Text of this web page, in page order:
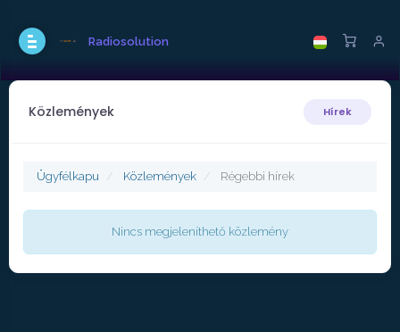
Radiosolution
Közlemények Hírek
Ügyfélkapu Közlemények Régebbi hírek
Nincs megjeleníthető közlemény